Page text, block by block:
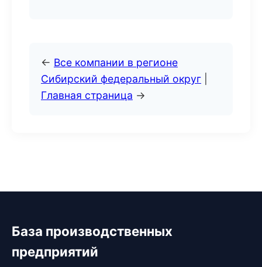
← Все компании в регионе
Сибирский федеральный округ
Главная страница →
База производственных
предприятий